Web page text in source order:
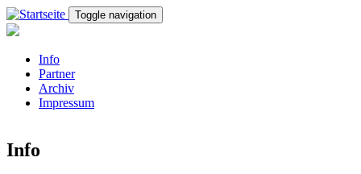
Direkt zum InhaltToggle navigation
Info
Partner
Archiv
Impressum
Info